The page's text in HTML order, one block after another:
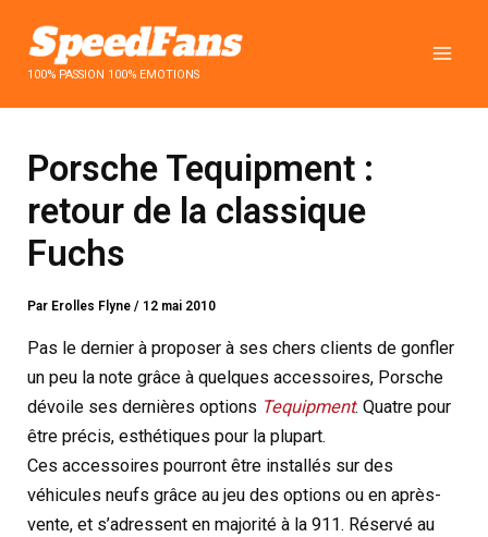
contenu100% PASSION 100% EMOTIONS
Porsche Tequipment :
retour de la classique
Fuchs
Par Erolles Flyne/ 12 mai 2010
Pas le dernier à proposer à ses chers clients de gonfler
un peu la note grâce à quelques accessoires, Porsche
dévoile ses dernières options Tequipment. Quatre pour
être précis, esthétiques pour la plupart.
Ces accessoires pourront être installés sur des
véhicules neufs grâce au jeu des options ou en après-
vente, et s’adressent en majorité à la 911. Réservé au